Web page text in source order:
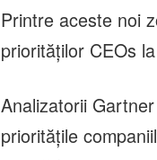
Printre aceste noi
priorităților CEOs
Analizatorii
prioritățile